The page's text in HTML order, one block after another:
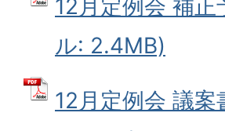
12月定例会 補
ル: 2.4MB)
12月定例会 議